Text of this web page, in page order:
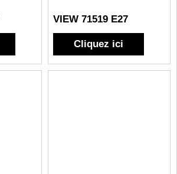
VIEW 71519 E27
Cliquez ici